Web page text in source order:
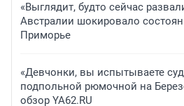
«Выглядит, будто сейчас
Австралии шокировало
Приморье
«Девчонки, вы испытываете
подпольной рюмочной на
обзор YA62.RU